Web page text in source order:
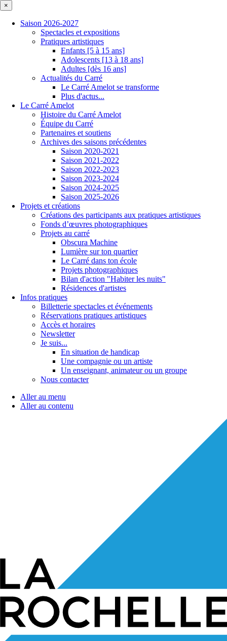
×
Saison 2026-2027
Spectacles et expositions
Pratiques artistiques
Enfants [5 à 15 ans]
Adolescents [13 à 18 ans]
Adultes [dès 16 ans]
Actualités du Carré
Le Carré Amelot se transforme
Plus d'actus...
Le Carré Amelot
Histoire du Carré Amelot
Équipe du Carré
Partenaires et soutiens
Archives des saisons précédentes
Saison 2020-2021
Saison 2021-2022
Saison 2022-2023
Saison 2023-2024
Saison 2024-2025
Saison 2025-2026
Projets et créations
Créations des participants aux pratiques artistiques
Fonds d’œuvres photographiques
Projets au carré
Obscura Machine
Lumière sur ton quartier
Le Carré dans ton école
Projets photographiques
Bilan d'action "Habiter les nuits"
Résidences d'artistes
Infos pratiques
Billetterie spectacles et événements
Réservations pratiques artistiques
Accès et horaires
Newsletter
Je suis...
En situation de handicap
Une compagnie ou un artiste
Un enseignant, animateur ou un groupe
Nous contacter
Aller au menu
Aller au contenu